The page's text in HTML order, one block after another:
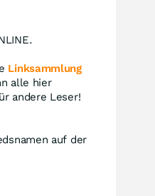
Linksammlung
alle hier
andere Leser!
auf der